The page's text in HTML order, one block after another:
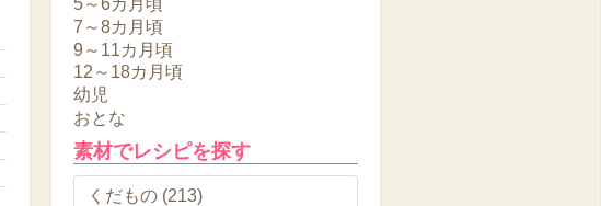
7～8カ月頃
9～11カ月頃
12～18カ月頃
幼児
おとな
素材でレシピを探す
くだもの (213)